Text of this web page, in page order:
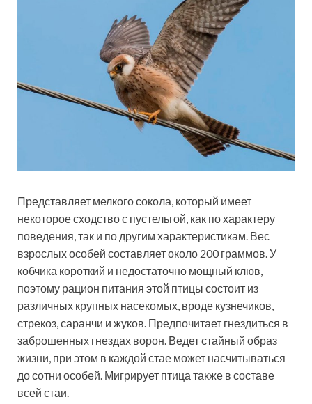
Представляет мелкого сокола, который имеет
некоторое сходство с пустельгой, как по характеру
поведения, так и по другим характеристикам. Вес
взрослых особей составляет около 200 граммов. У
кобчика короткий и недостаточно мощный клюв,
поэтому рацион питания этой птицы состоит из
различных крупных насекомых, вроде кузнечиков,
стрекоз, саранчи и жуков. Предпочитает гнездиться в
заброшенных гнездах ворон. Ведет стайный образ
жизни, при этом в каждой стае может насчитываться
до сотни особей. Мигрирует птица также в составе
всей стаи.